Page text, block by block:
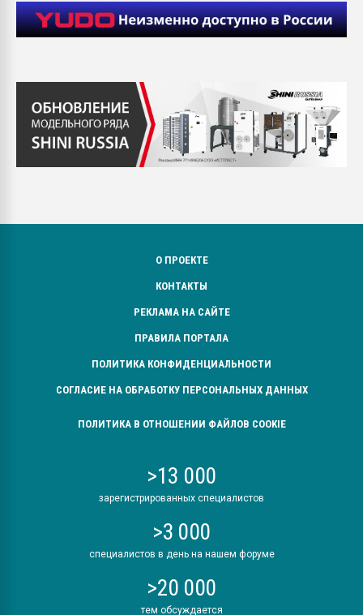
О ПРОЕКТЕ
КОНТАКТЫ
РЕКЛАМА НА САЙТЕ
ПРАВИЛА ПОРТАЛА
ПОЛИТИКА КОНФИДЕНЦИАЛЬНОСТИ
СОГЛАСИЕ НА ОБРАБОТКУ ПЕРСОНАЛЬНЫХ ДАННЫХ
ПОЛИТИКА В ОТНОШЕНИИ ФАЙЛОВ COOKIE
>13 000
зарегистрированных специалистов
>3 000
специалистов в день на нашем форуме
>20 000
тем обсуждается